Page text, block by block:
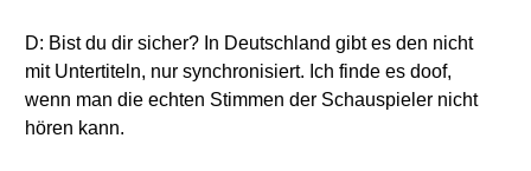
D: Bist du dir sicher? In Deutschland gibt es den nicht
mit Untertiteln, nur synchronisiert. Ich finde es doof,
wenn man die echten Stimmen der Schauspieler nicht
hören kann.